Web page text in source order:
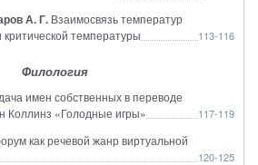
А. Г. Взаимосвязь температур
температуры
113-116
Филология
имен собственных в переводе
Коллинз «Голодные игры»
117-119
как речевой жанр виртуальной
120-125